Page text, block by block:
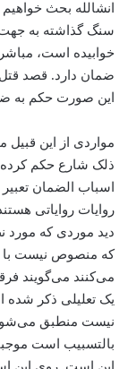
انشالله بحث
سنگ گذاشته به
خوابیده است،
ضمان دارد. قصد
این صورت حکم به
مواردی از این
ذلک شارع حکم کرده
اسباب الضمان
روایات روایاتی
دید موردی که مورد
که منصوص نیست با
می‌کنند می‌گویند
یک تعلیلی ذکر شده
نیست منطبق
بالتسبیب است